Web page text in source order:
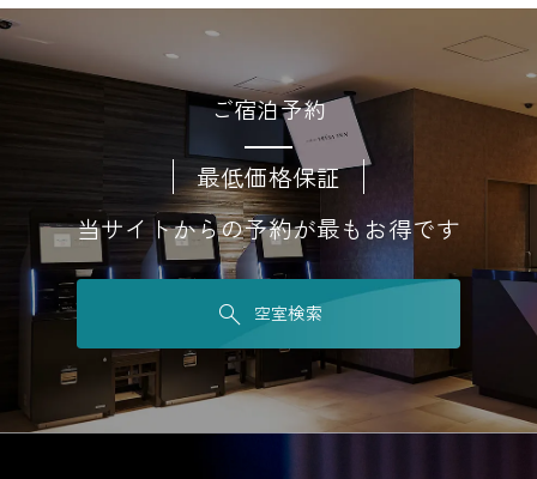
ご宿泊予約
最低価格保証
当サイトからの予約が最もお得です
空室検索